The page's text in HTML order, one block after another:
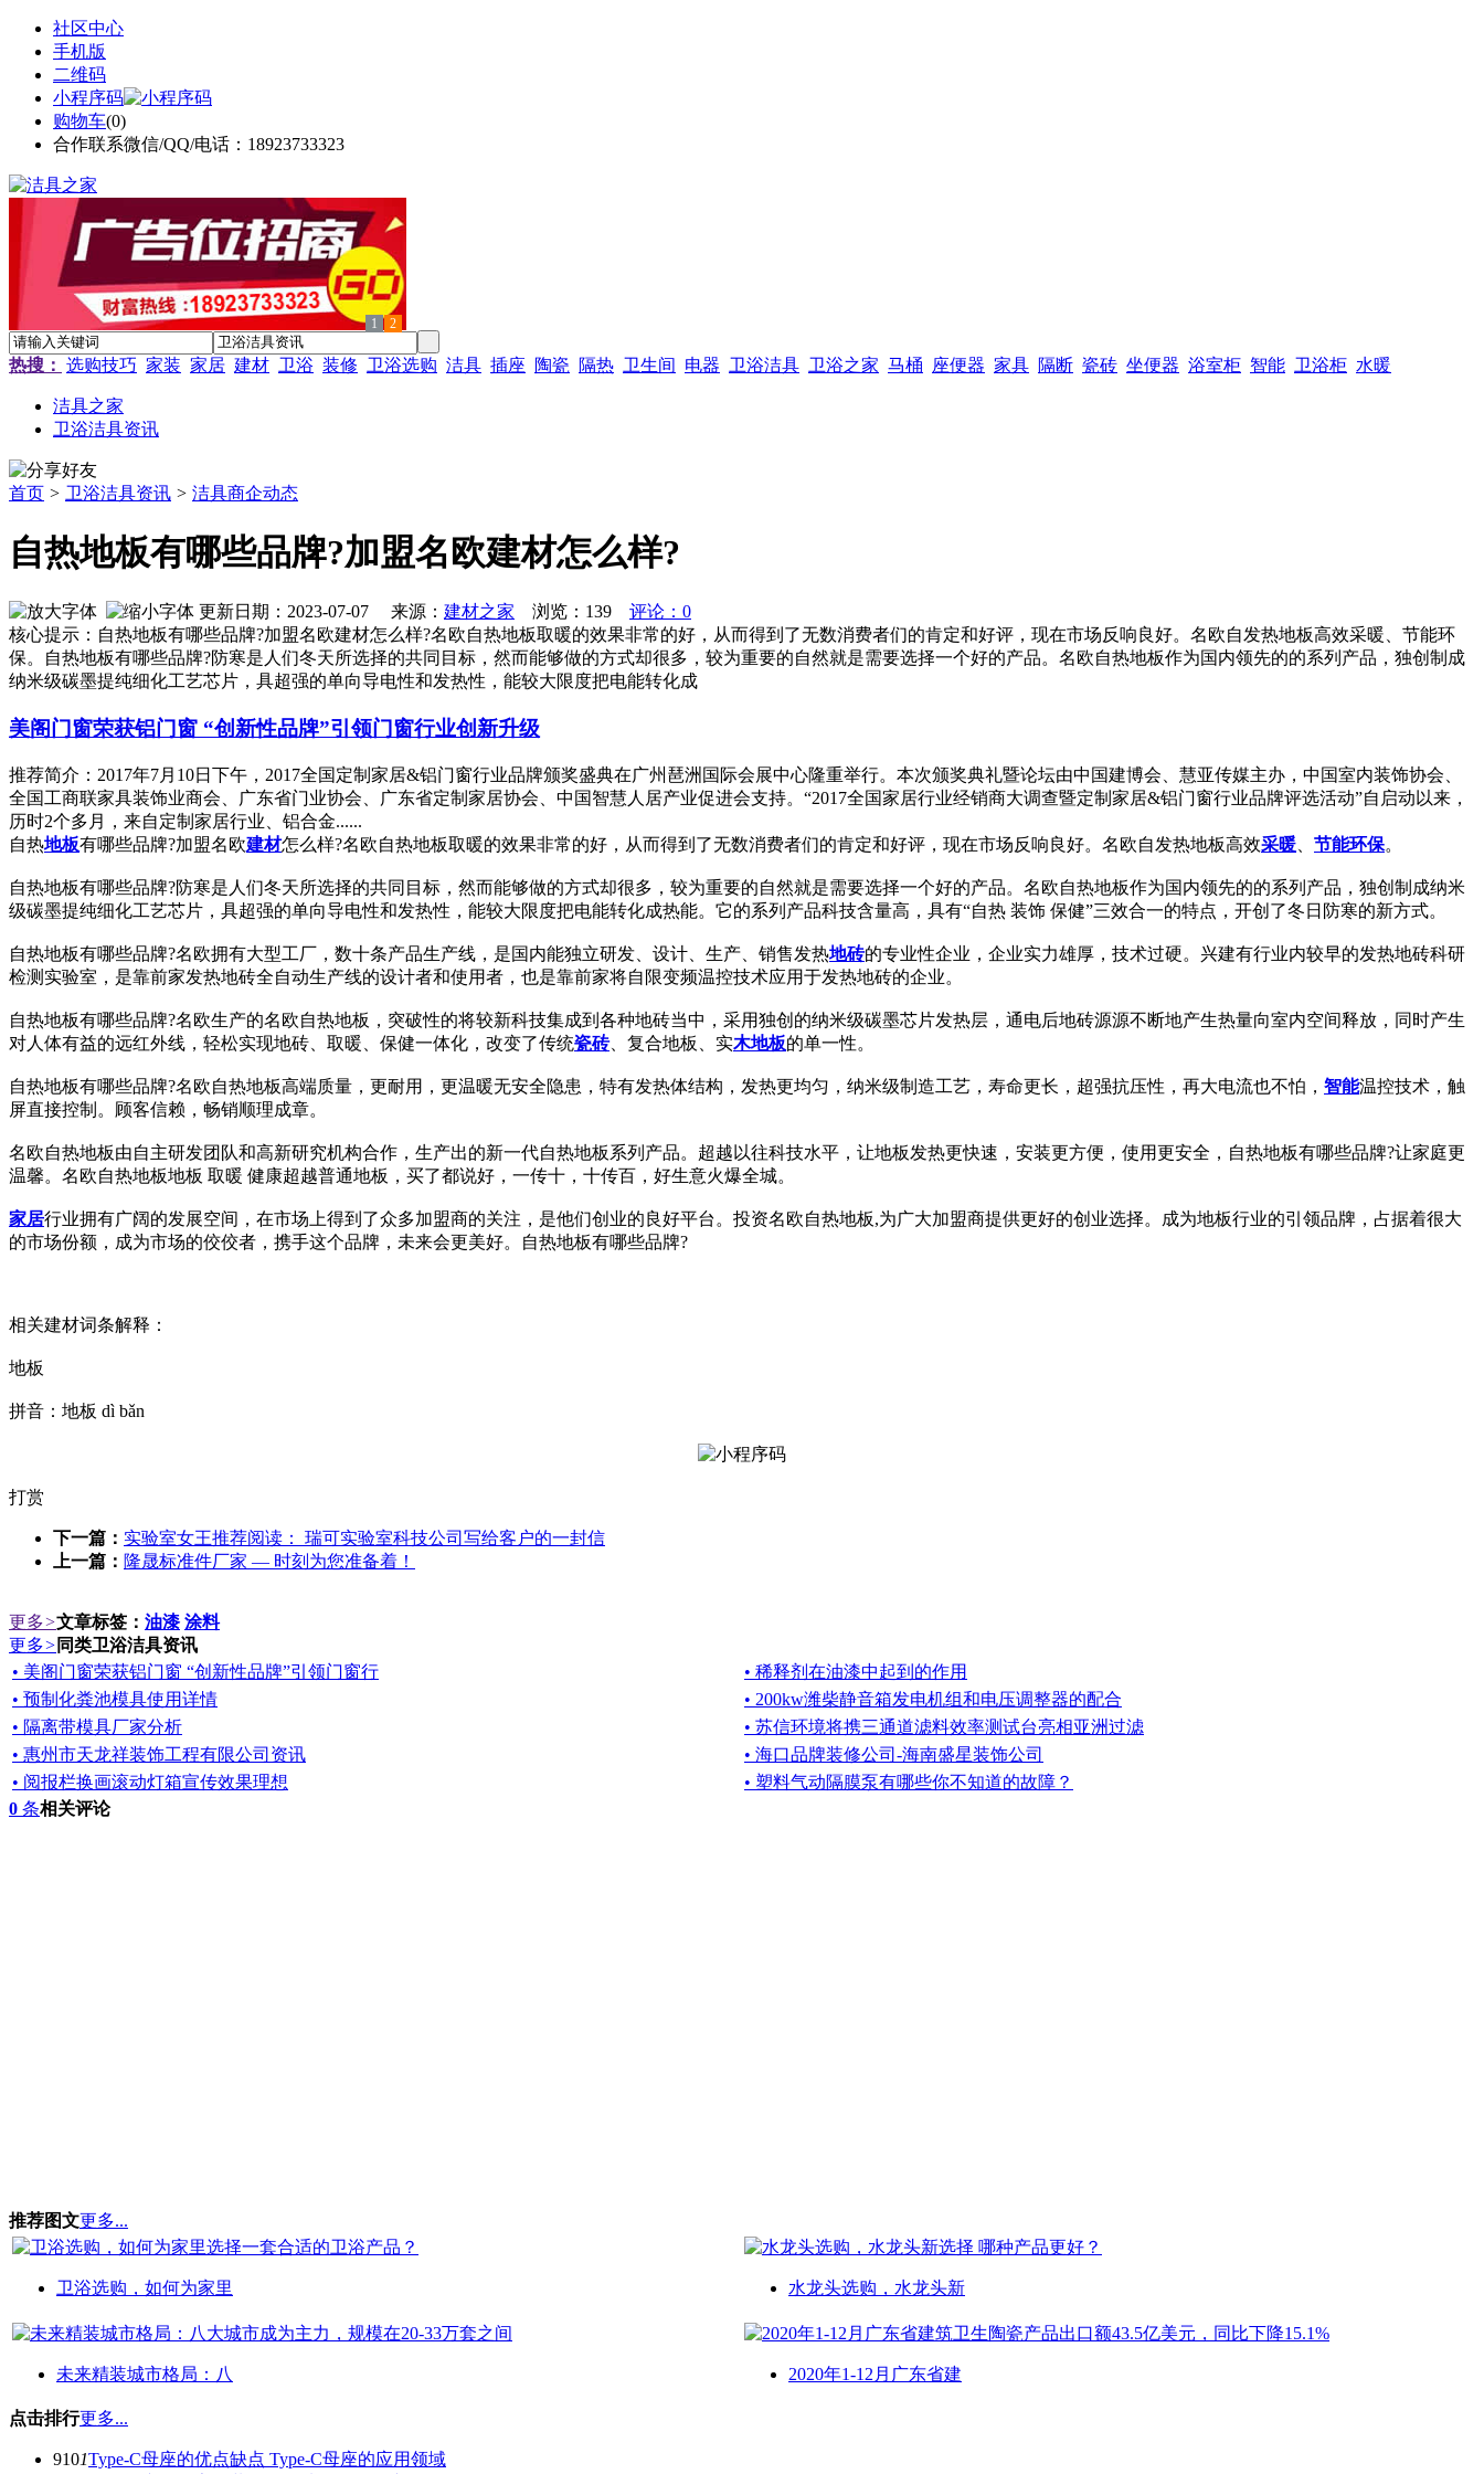
社区中心
手机版
二维码
小程序码
购物车(0)
合作联系微信/QQ/电话：18923733323
1 2
热搜： 选购技巧 家装 家居 建材 卫浴 装修 卫浴选购 洁具 插座 陶瓷 隔热 卫生间 电器 卫浴洁具 卫浴之家 马桶 座便器 家具 隔断 瓷砖 坐便器 浴室柜 智能 卫浴柜 水暖
洁具之家
卫浴洁具资讯
首页 > 卫浴洁具资讯 > 洁具商企动态
自热地板有哪些品牌?加盟名欧建材怎么样?
更新日期：2023-07-07 来源： 建材之家 浏览： 139
评论：0
核心提示：自热地板有哪些品牌?加盟名欧建材怎么样?名欧自热地板取暖的效果非常的好，从而得到了无数消费者们的肯定和好评，现在市场反响良好。名欧自发热地板高效采暖、节能环
保。自热地板有哪些品牌?防寒是人们冬天所选择的共同目标，然而能够做的方式却很多，较为重要的自然就是需要选择一个好的产品。名欧自热地板作为国内领先的的系列产品，独创制成
纳米级碳墨提纯细化工艺芯片，具超强的单向导电性和发热性，能较大限度把电能转化成
美阁门窗荣获铝门窗 “创新性品牌”引领门窗行业创新升级
推荐简介：2017年7月10日下午，2017全国定制家居&铝门窗行业品牌颁奖盛典在广州琶洲国际会展中心隆重举行。本次颁奖典礼暨论坛由中国建博会、慧亚传媒主办，中国室内装饰协会、
全国工商联家具装饰业商会、广东省门业协会、广东省定制家居协会、中国智慧人居产业促进会支持。“2017全国家居行业经销商大调查暨定制家居&铝门窗行业品牌评选活动”自启动以来，
历时2个多月，来自定制家居行业、铝合金......
自热地板有哪些品牌?加盟名欧建材怎么样?名欧自热地板取暖的效果非常的好，从而得到了无数消费者们的肯定和好评，现在市场反响良好。名欧自发热地板高效采暖 节能环保。
自热地板有哪些品牌?防寒是人们冬天所选择的共同目标，然而能够做的方式却很多，较为重要的自然就是需要选择一个好的产品。名欧自热地板作为国内领先的的系列产品，独创制成纳米
级碳墨提纯细化工艺芯片，具超强的单向导电性和发热性，能较大限度把电能转化成热能。它的系列产品科技含量高，具有“自热 装饰 保健”三效合一的特点，开创了冬日防寒的新方式。
自热地板有哪些品牌?名欧拥有大型工厂，数十条产品生产线，是国内能独立研发、设计、生产、销售发热地砖的专业性企业，企业实力雄厚，技术过硬。兴建有行业内较早的发热地砖科研
检测实验室，是靠前家发热地砖全自动生产线的设计者和使用者，也是靠前家将自限变频温控技术应用于发热地砖的企业。
自热地板有哪些品牌?名欧生产的名欧自热地板，突破性的将较新科技集成到各种地砖当中，采用独创的纳米级碳墨芯片发热层，通电后地砖源源不断地产生热量向室内空间释放，同时产生
对人体有益的远红外线，轻松实现地砖、取暖、保健一体化，改变了传统瓷砖、复合地板、实木地板的单一性。
自热地板有哪些品牌?名欧自热地板高端质量，更耐用，更温暖无安全隐患，特有发热体结构，发热更均匀，纳米级制造工艺，寿命更长，超强抗压性，再大电流也不怕， 智能温控技术，触
屏直接控制。顾客信赖，畅销顺理成章。
名欧自热地板由自主研发团队和高新研究机构合作，生产出的新一代自热地板系列产品。超越以往科技水平，让地板发热更快速，安装更方便，使用更安全，自热地板有哪些品牌?让家庭更
温馨。名欧自热地板地板 取暖 健康超越普通地板，买了都说好，一传十，十传百，好生意火爆全城。
家居行业拥有广阔的发展空间，在市场上得到了众多加盟商的关注，是他们创业的良好平台。投资名欧自热地板,为广大加盟商提供更好的创业选择。成为地板行业的引领品牌，占据着很大
的市场份额，成为市场的佼佼者，携手这个品牌，未来会更美好。自热地板有哪些品牌?
相关建材词条解释：
地板
拼音：地板 dì bǎn
打赏
下一篇： 实验室女王推荐阅读： 瑞可实验室科技公司写给客户的一封信
上一篇： 隆晟标准件厂家 — 时刻为您准备着！
更多>文章标签： 油漆 涂料
更多> 同类卫浴洁具资讯
• 美阁门窗荣获铝门窗 “创新性品牌”引领门窗行
• 稀释剂在油漆中起到的作用
• 预制化粪池模具使用详情
• 200kw潍柴静音箱发电机组和电压调整器的配合
• 隔离带模具厂家分析
• 苏信环境将携三通道滤料效率测试台亮相亚洲过滤
• 惠州市天龙祥装饰工程有限公司资讯
• 海口品牌装修公司-海南盛星装饰公司
• 阅报栏换画滚动灯箱宣传效果理想
• 塑料气动隔膜泵有哪些你不知道的故障？
0 条相关评论
推荐图文更多...
卫浴选购，如何为家里 水龙头选购，水龙头新
未来精装城市格局：八 2020年1-12月广东省建
点击排行更多...
9101Type-C母座的优点缺点 Type-C母座的应用领域